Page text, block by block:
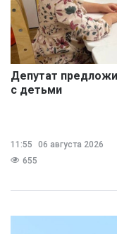
Депутат
с детьми
11:55
06 августа 2026
655